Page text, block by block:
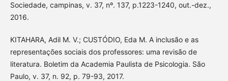
Sociedade, campinas, v. 37, nº. 137, p.1223-1240, out.-dez.,
2016.
KITAHARA, Adil M. V.; CUSTÓDIO, Eda M. A inclusão e as
representações sociais dos professores: uma revisão de
literatura. Boletim da Academia Paulista de Psicologia. São
Paulo, v. 37, n. 92, p. 79-93, 2017.